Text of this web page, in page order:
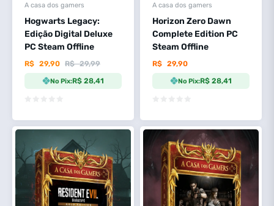
A casa dos gamers
Hogwarts Legacy:
Edição Digital Deluxe
PC Steam Offline
R$ 29,99
R$ 29,90
No Pix:R$ 28,41
A casa dos gamers
Horizon Zero Dawn
Complete Edition PC
Steam Offline
R$ 29,90
No Pix:R$ 28,41